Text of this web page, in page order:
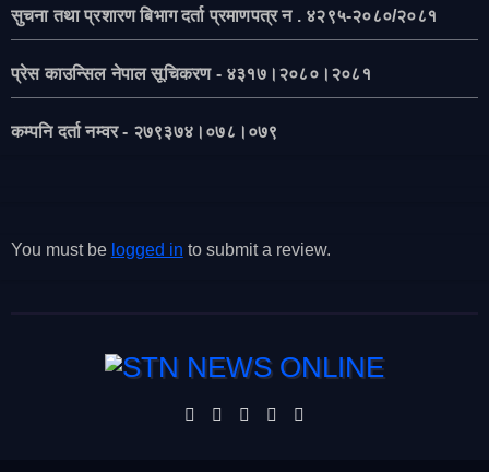
सुचना तथा प्रशारण बिभाग दर्ता प्रमाणपत्र न . ४२९५-२०८०/२०८१
प्रेस काउन्सिल नेपाल सूचिकरण - ४३१७।२०८०।२०८१
कम्पनि दर्ता नम्वर - २७९३७४।०७८।०७९
You must be logged in to submit a review.